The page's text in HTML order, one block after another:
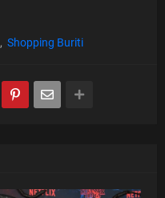
Shopping Buriti